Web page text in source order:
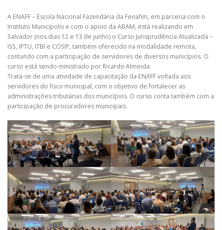
A ENAFF – Escola Nacional Fazendária da Fenafim, em parceria com o
Instituto Municipolis e com o apoio da ABAM, está realizando em
Salvador (nos dias 12 e 13 de junho) o Curso Jurisprudência Atualizada –
ISS, IPTU, ITBI e COSIP, também oferecido na modalidade remota,
contando com a participação de servidores de diversos municípios. O
curso está sendo ministrado por Ricardo Almeida.
Trata-se de uma atividade de capacitação da ENAFF voltada aos
servidores do fisco municipal, com o objetivo de fortalecer as
administrações tributárias dos municípios. O curso conta também com a
participação de procuradores municipais.